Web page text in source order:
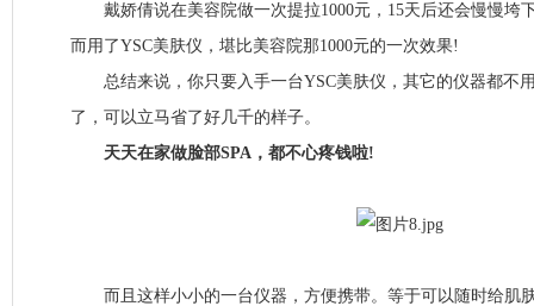
戴娇倩说在美容院做一次提拉1000元，15天后还会慢慢垮
而用了YSC美肤仪，堪比美容院那1000元的一次效果!
总结来说，你只要入手一台YSC美肤仪，其它的仪器都不
了，可以立马省了好几千的样子。
天天在家做脸部SPA，都不心疼钱啦!
而且这样小小的一台仪器，方便携带。等于可以随时给肌